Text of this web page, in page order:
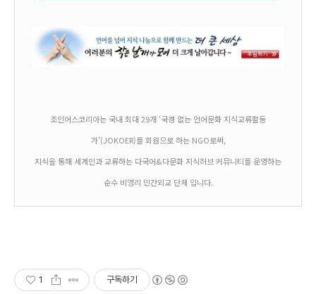
조인어스코리아는 국내 최대 29개 ‘국경 없는 언어문화 지식교류활동
가’(JOKOER)를 회원으로 하는 NGO로써,
지식을 통해 세계인과 교류하는 다국어&다문화 지식허브 커뮤니티를 운영하는
순수 비영리 민간외교 단체 입니다.
1 구독하기